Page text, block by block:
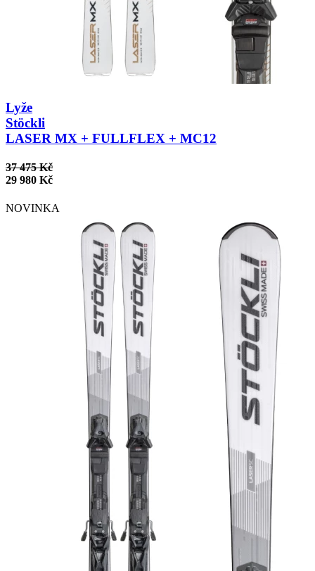
Lyže
Stöckli
LASER MX + FULLFLEX + MC12
37 475 Kč
29 980 Kč
NOVINKA